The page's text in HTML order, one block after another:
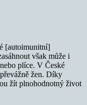
[autoimunitní]
však může i
plíce. V České
žen. Díky
žít plnohodnotný život